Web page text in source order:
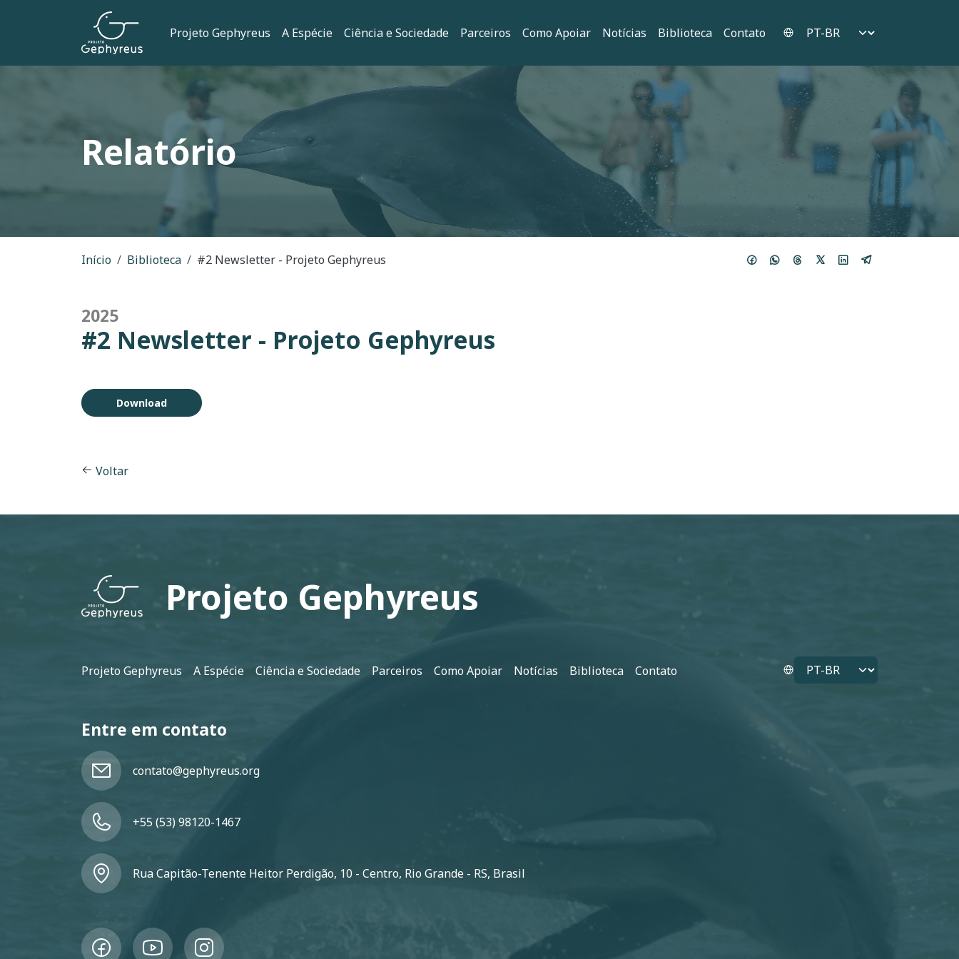
Pular para o conteúdo principal
Navegação principal
Projeto Gephyreus A Espécie Ciência e Sociedade Parceiros Como Apoiar Notícias Biblioteca Contato Select your language
Relatório
Trilha de navegação
Início Biblioteca #2 Newsletter - Projeto Gephyreus
2025
#2 Newsletter - Projeto Gephyreus
Download
Voltar
Projeto Gephyreus
Rodapé
Projeto Gephyreus A Espécie Ciência e Sociedade Parceiros Como Apoiar Notícias Biblioteca Contato Select your language
Entre em contato
contato@gephyreus.org
+55 (53) 98120-1467
Rua Capitão-Tenente Heitor Perdigão, 10 - Centro, Rio Grande - RS, Brasil